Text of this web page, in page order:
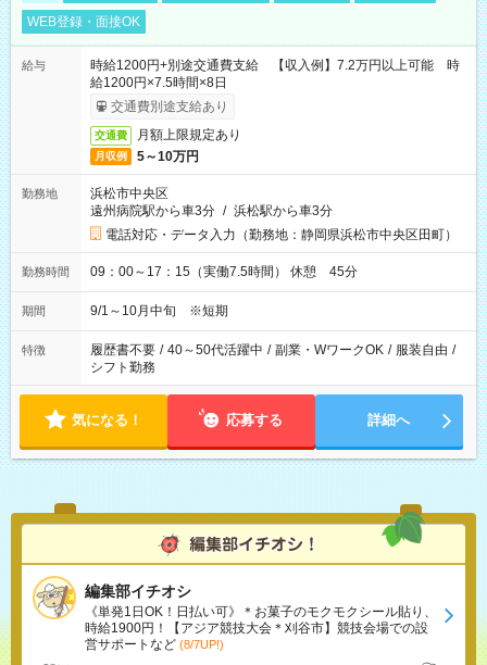
WEB登録・面接OK
給与
時給1200円+別途交通費支給 【収入例】7.2万円以上可能 時
給1200円×7.5時間×8日
交通費別途支給あり
交通費 月額上限規定あり
月収例 5～10万円
勤務地
浜松市中央区
遠州病院駅から車3分 / 浜松駅から車3分
電話対応・データ入力（勤務地：静岡県浜松市中央区田町）
勤務時間 09：00～17：15（実働7.5時間） 休憩 45分
期間 9/1～10月中旬 ※短期
特徴 履歴書不要 / 40～50代活躍中 / 副業・WワークOK / 服装自由 /
シフト勤務
気になる！ 応募する 詳細へ
編集部イチオシ
《単発1日OK！日払い可》＊お菓子のモクモクシール貼り、
時給1900円！【アジア競技大会＊刈谷市】競技会場での設
営サポートなど (8/7UP!)